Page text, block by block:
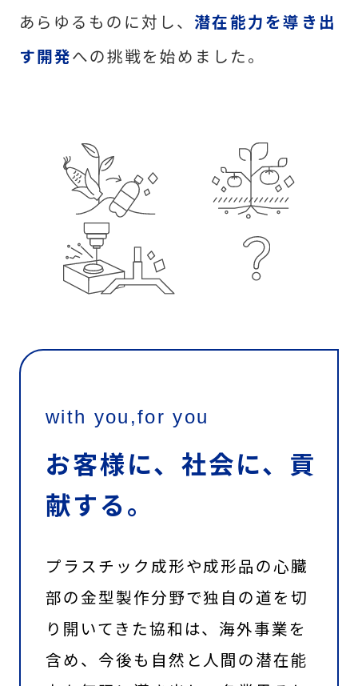
あらゆるものに対し、 潜在能力を導き出
す開発への挑戦を始めました。
with you,for you
お客様に、社会に、貢
献する。
プラスチック成形や成形品の心臓
部の金型製作分野で独自の道を切
り開いてきた協和は、海外事業を
含め、今後も自然と人間の潜在能